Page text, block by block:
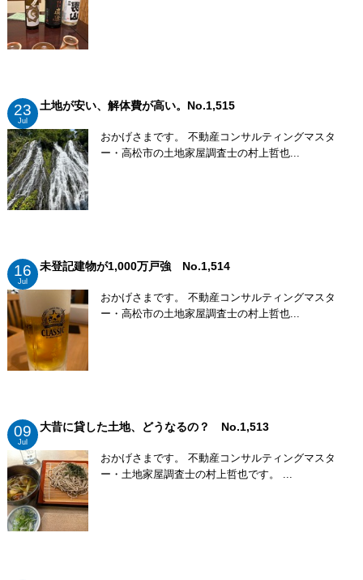
23
Jul
土地が安い、解体費が高い。No.1,515
おかげさまです。 不動産コンサルティングマスタ
ー・高松市の土地家屋調査士の村上哲也...
16
Jul
未登記建物が1,000万戸強 No.1,514
おかげさまです。 不動産コンサルティングマスタ
ー・高松市の土地家屋調査士の村上哲也...
09
Jul
大昔に貸した土地、どうなるの？ No.1,513
おかげさまです。 不動産コンサルティングマスタ
ー・土地家屋調査士の村上哲也です。 ...